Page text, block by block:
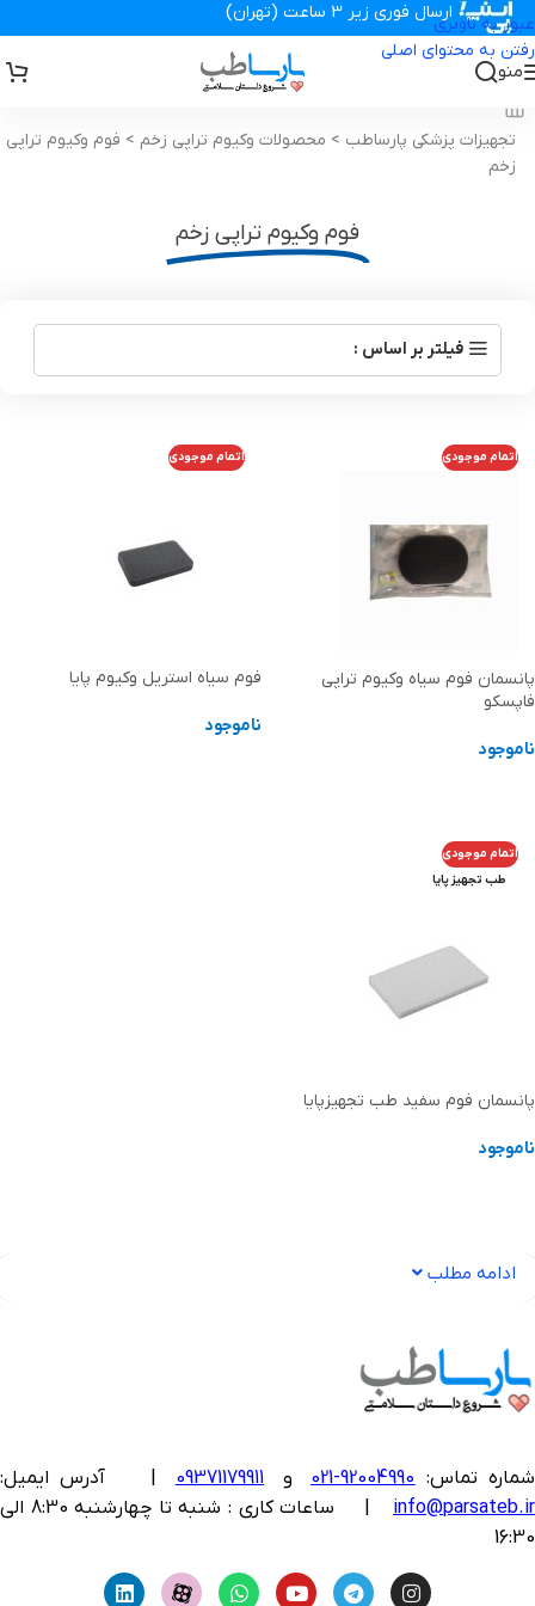
عبور به ناوبری
رفتن به محتوای اصلی
ارسال فوری زیر 3 ساعت (تهران)
منو
تجهیزات پزشکی پارساطب > محصولات وکیوم تراپی زخم > فوم وکیوم تراپی
زخم
فوم وکیوم تراپی زخم
فیلتر بر اساس :
اتمام موجودی
پانسمان فوم سیاه وکیوم تراپی
فاپسکو
ناموجود
اتمام موجودی
فوم سیاه استریل وکیوم پایا
ناموجود
اتمام موجودی
طب تجهیز پایا
پانسمان فوم سفید طب تجهیزپایا
ناموجود
ادامه مطلب
شماره تماس: 92004990-021 و 09371179911
آدرس ایمیل:
info@parsateb.ir
| ساعات کاری : شنبه تا چهارشنبه 8:30 الی
16:30